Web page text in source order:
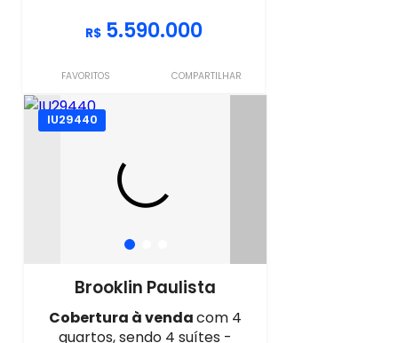
R$ 5.590.000
FAVORITOS COMPARTILHAR
IU29440
Brooklin Paulista
Cobertura à vendacom 4
quartos, sendo 4 suítes -